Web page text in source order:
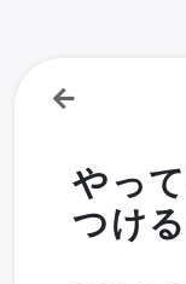
やっ
つけ